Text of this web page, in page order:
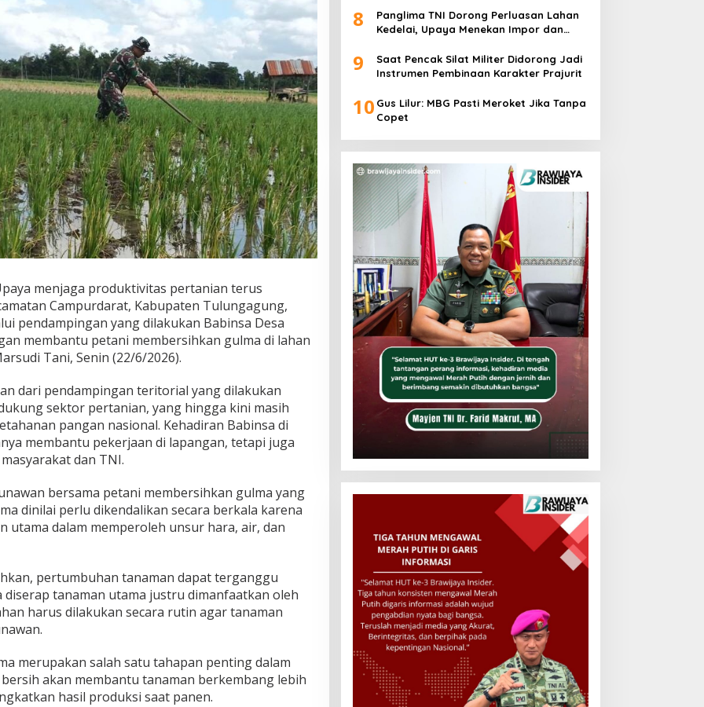
menjaga produktivitas pertanian terus
Campurdarat, Kabupaten Tulungagung,
pendampingan yang dilakukan Babinsa Desa
membantu petani membersihkan gulma di lahan
Tani, Senin (22/6/2026).
dari pendampingan teritorial yang dilakukan
sektor pertanian, yang hingga kini masih
pangan nasional. Kehadiran Babinsa di
membantu pekerjaan di lapangan, tetapi juga
dan TNI.
bersama petani membersihkan gulma yang
dinilai perlu dikendalikan secara berkala karena
utama dalam memperoleh unsur hara, air, dan
pertumbuhan tanaman dapat terganggu
tanaman utama justru dimanfaatkan oleh
harus dilakukan secara rutin agar tanaman
merupakan salah satu tahapan penting dalam
akan membantu tanaman berkembang lebih
hasil produksi saat panen.
8
Panglima TNI Dorong Perluasan Lahan
Kedelai, Upaya Menekan Impor dan
9
Saat Pencak Silat Militer Didorong Jadi
Instrumen Pembinaan Karakter Prajurit
10 Gus Lilur: MBG Pasti Meroket Jika Tanpa
Copet